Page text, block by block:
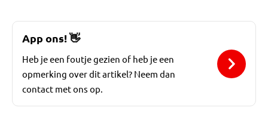
App ons!👋
Heb je een foutje gezien of heb je een
opmerking over dit artikel? Neem dan
contact met ons op.